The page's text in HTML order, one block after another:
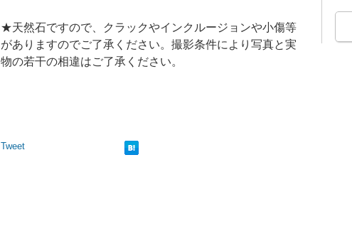
★天然石ですので、クラックやインクルージョンや小傷等
がありますのでご了承ください。撮影条件により写真と実
物の若干の相違はご了承ください。
Tweet